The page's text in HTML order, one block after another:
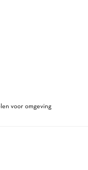
voor omgeving